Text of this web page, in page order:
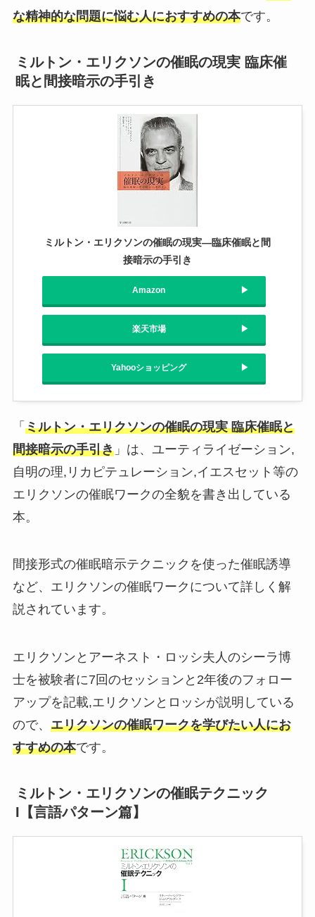
な精神的な問題に悩む人におすすめの本です。
ミルトン・エリクソンの催眠の現実 臨床催
眠と間接暗示の手引き
ミルトン・エリクソンの催眠の現実―臨床催眠と間
接暗示の手引き
Amazon
楽天市場
Yahooショッピング
「 ミルトン・エリクソンの催眠の現実 臨床催眠と
間接暗示の手引き」は、ユーティライゼーション,
自明の理,リカピテュレーション,イエスセット等の
エリクソンの催眠ワークの全貌を書き出している
本。
間接形式の催眠暗示テクニックを使った催眠誘導
など、エリクソンの催眠ワークについて詳しく解
説されています。
エリクソンとアーネスト・ロッシ夫人のシーラ博
士を被験者に7回のセッションと2年後のフォロー
アップを記載,エリクソンとロッシが説明している
ので、 エリクソンの催眠ワークを学びたい人にお
すすめの本です。
ミルトン・エリクソンの催眠テクニック
I【言語パターン篇】